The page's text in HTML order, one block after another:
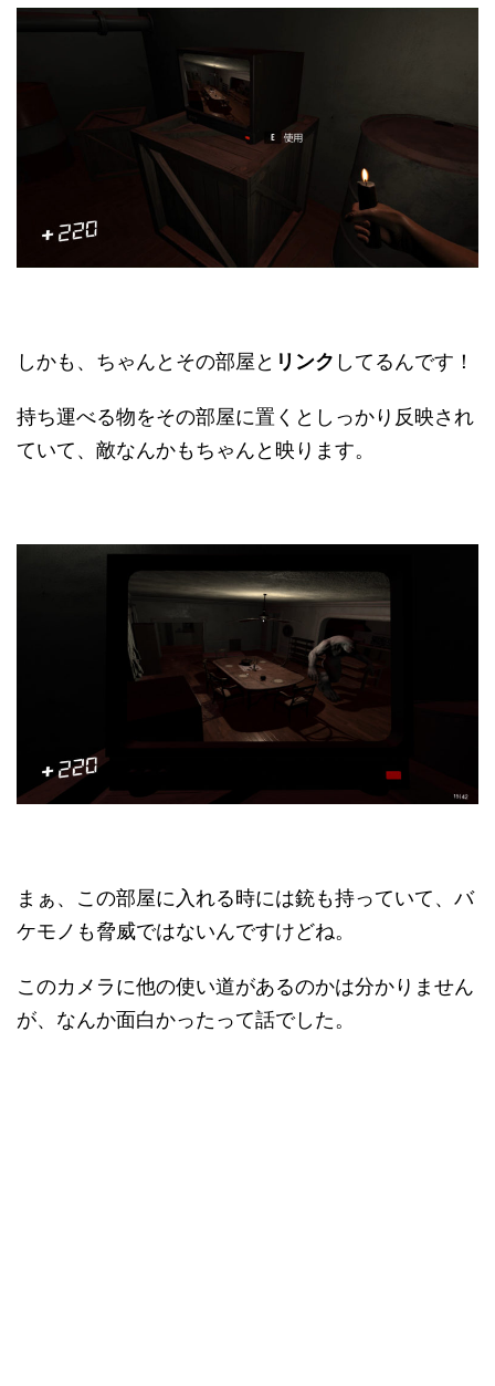
しかも、ちゃんとその部屋と リンク してるんです！
持ち運べる物をその部屋に置くとしっかり反映され
ていて、敵なんかもちゃんと映ります。
まぁ、この部屋に入れる時には銃も持っていて、バ
ケモノも脅威ではないんですけどね。
このカメラに他の使い道があるのかは分かりません
が、なんか面白かったって話でした。